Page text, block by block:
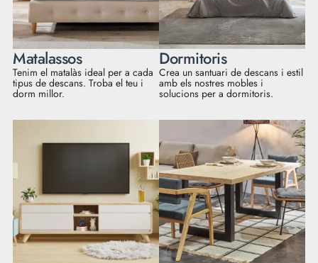
Matalassos
Tenim el matalàs ideal per a cada
tipus de descans. Troba el teu i
dorm millor.
Dormitoris
Crea un santuari de descans i estil
amb els nostres mobles i
solucions per a dormitoris.